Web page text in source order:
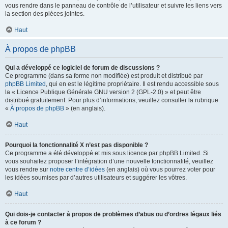
vous rendre dans le panneau de contrôle de l’utilisateur et suivre les liens vers
la section des pièces jointes.
Haut
À propos de phpBB
Qui a développé ce logiciel de forum de discussions ?
Ce programme (dans sa forme non modifiée) est produit et distribué par
phpBB Limited , qui en est le légitime propriétaire. Il est rendu accessible sous
la « Licence Publique Générale GNU version 2 (GPL-2.0) » et peut être
distribué gratuitement. Pour plus d’informations, veuillez consulter la rubrique
« À propos de phpBB » (en anglais).
Haut
Pourquoi la fonctionnalité X n’est pas disponible ?
Ce programme a été développé et mis sous licence par phpBB Limited. Si
vous souhaitez proposer l’intégration d’une nouvelle fonctionnalité, veuillez
vous rendre sur notre centre d’idées (en anglais) où vous pourrez voter pour
les idées soumises par d’autres utilisateurs et suggérer les vôtres.
Haut
Qui dois-je contacter à propos de problèmes d’abus ou d’ordres légaux liés
à ce forum ?